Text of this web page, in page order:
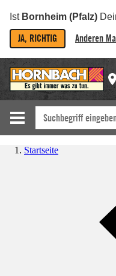
Ist Bornheim (Pfalz)
JA, RICHTIG Anderen
Startseite